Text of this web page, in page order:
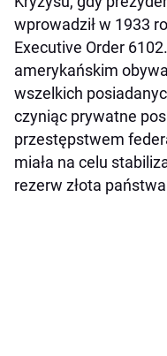
wprowadził w 1933
Executive Order
amerykańskim
wszelkich
czyniąc prywatne
przestępstwem
miała na celu
rezerw złota